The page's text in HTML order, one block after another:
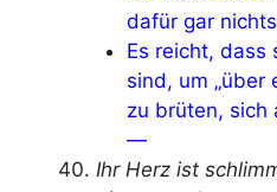
dafür gar
Es reicht, dass
sind, um „über
zu brüten, sich
—
Ihr Herz ist